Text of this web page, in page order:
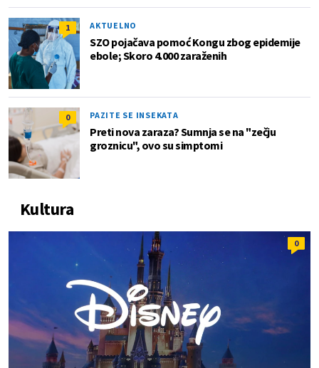
1 AKTUELNO
SZO pojačava pomoć Kongu zbog epidemije
ebole; Skoro 4.000 zaraženih
0 PAZITE SE INSEKATA
Preti nova zaraza? Sumnja se na "zečju
groznicu", ovo su simptomi
Kultura
0